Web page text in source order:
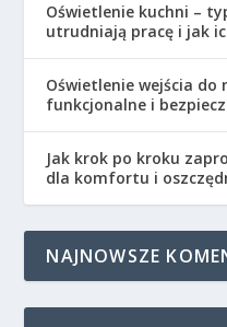
Oświetlenie kuchni –
utrudniają pracę i jak
Oświetlenie wejścia do
funkcjonalne i
Jak krok po kroku
dla komfortu i
NAJNOWSZE